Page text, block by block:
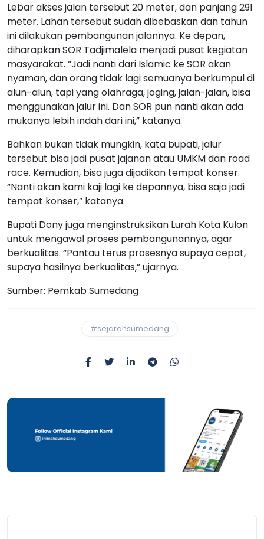
Lebar akses jalan tersebut 20 meter, dan panjang 291
meter. Lahan tersebut sudah dibebaskan dan tahun
ini dilakukan pembangunan jalannya. Ke depan,
diharapkan SOR Tadjimalela menjadi pusat kegiatan
masyarakat. “Jadi nanti dari Islamic ke SOR akan
nyaman, dan orang tidak lagi semuanya berkumpul di
alun-alun, tapi yang olahraga, joging, jalan-jalan, bisa
menggunakan jalur ini. Dan SOR pun nanti akan ada
mukanya lebih indah dari ini,” katanya.
Bahkan bukan tidak mungkin, kata bupati, jalur
tersebut bisa jadi pusat jajanan atau UMKM dan road
race. Kemudian, bisa juga dijadikan tempat konser.
“Nanti akan kami kaji lagi ke depannya, bisa saja jadi
tempat konser,” katanya.
Bupati Dony juga menginstruksikan Lurah Kota Kulon
untuk mengawal proses pembangunannya, agar
berkualitas. “Pantau terus prosesnya supaya cepat,
supaya hasilnya berkualitas,” ujarnya.
Sumber: Pemkab Sumedang
#sejarahsumedang